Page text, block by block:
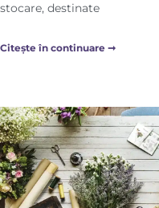
stocare, destinate
Citește în continuare ➞